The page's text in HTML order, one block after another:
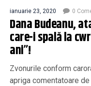
ianuarie 23, 2020 0
Dana Budeanu,
care-i spală la
ani”!
Zvonurile conform
apriga comentatoare